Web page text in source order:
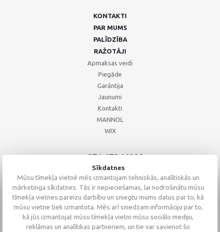
KONTAKTI
PAR MUMS
PALĪDZĪBA
RAŽOTĀJI
Apmaksas veidi
Piegāde
Garāntija
Jaunumi
Kontakti
MANNOL
WIX
+371 67244008
+371 67271055
+371 26002793
Sīkdatnes
Mūsu tīmekļa vietnē mēs izmantojam tehniskās, analītiskās un
mārketinga sīkdatnes. Tās ir nepieciešamas, lai nodrošinātu mūsu
tīmekļa vietnes pareizu darbību un sniegtu mums datus par to, kā
mūsu vietne tiek izmantota. Mēs arī sniedzam informāciju par to,
kā jūs izmantojat mūsu tīmekļa vietni mūsu sociālo mediju,
reklāmas un analītikas partneriem, un tie var savienot šo